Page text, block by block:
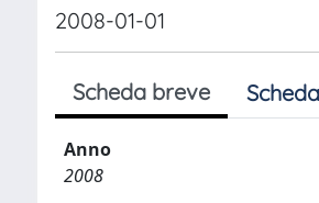
2008-01-01
Scheda breve
Anno
2008